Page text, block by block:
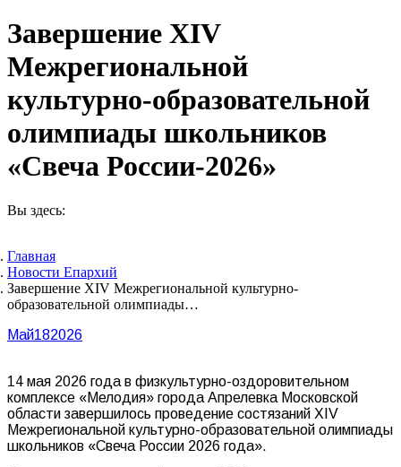
Завершение XIV
Межрегиональной
культурно-образовательной
олимпиады школьников
«Свеча России-2026»
Вы здесь:
Главная
Новости Епархий
Завершение XIV Межрегиональной культурно-
образовательной олимпиады…
Май182026
14 мая 2026 года в физкультурно-оздоровительном
комплексе «Мелодия» города Апрелевка Московской
области завершилось проведение состязаний XIV
Межрегиональной культурно-образовательной олимпиады
школьников «Свеча России 2026 года».